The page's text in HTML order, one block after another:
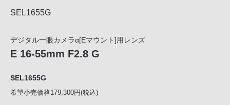
SEL1655G
デジタル一眼カメラα[Eマウント]用レンズ
E 16-55mm F2.8 G
SEL1655G
希望小売価格179,300円(税込)